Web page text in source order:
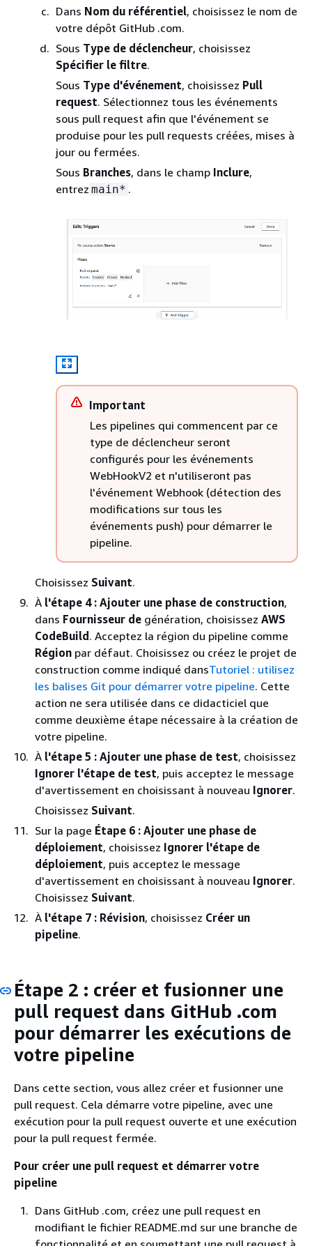
Dans Nom du référentiel, choisissez le nom de
votre dépôt GitHub .com.
Sous Type de déclencheur, choisissez
Spécifier le filtre.
Sous Type d'événement, choisissez Pull
request. Sélectionnez tous les événements
sous pull request afin que l'événement se
produise pour les pull requests créées, mises à
jour ou fermées.
Sous Branches, dans le champ Inclure,
entrez main* .
Important
Les pipelines qui commencent par ce
type de déclencheur seront
configurés pour les événements
WebHookV2 et n'utiliseront pas
l'événement Webhook (détection des
modifications sur tous les
événements push) pour démarrer le
pipeline.
Choisissez Suivant.
À l'étape 4 : Ajouter une phase de construction,
dans Fournisseur de génération, choisissez AWS
CodeBuild . Acceptez la région du pipeline comme
Région par défaut. Choisissez ou créez le projet de
construction comme indiqué dansTutoriel : utilisez
les balises Git pour démarrer votre pipeline. Cette
action ne sera utilisée dans ce didacticiel que
comme deuxième étape nécessaire à la création de
votre pipeline.
À l'étape 5 : Ajouter une phase de test, choisissez
Ignorer l'étape de test, puis acceptez le message
d'avertissement en choisissant à nouveau Ignorer.
Choisissez Suivant.
Sur la page Étape 6 : Ajouter une phase de
déploiement, choisissez Ignorer l'étape de
déploiement, puis acceptez le message
d'avertissement en choisissant à nouveau Ignorer.
Choisissez Suivant.
À l'étape 7 : Révision, choisissez Créer un
pipeline.
Étape 2 : créer et fusionner une
pull request dans GitHub .com
pour démarrer les exécutions de
votre pipeline
Dans cette section, vous allez créer et fusionner une
pull request. Cela démarre votre pipeline, avec une
exécution pour la pull request ouverte et une exécution
pour la pull request fermée.
Pour créer une pull request et démarrer votre
pipeline
Dans GitHub .com, créez une pull request en
modifiant le fichier README.md sur une branche de